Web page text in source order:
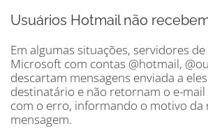
Usuários Hotmail não
Em algumas situações, servidores
Microsoft com contas @hotmail,
descartam mensagens enviada a
destinatário e não retornam o e-
com o erro, informando o motivo da
mensagem.